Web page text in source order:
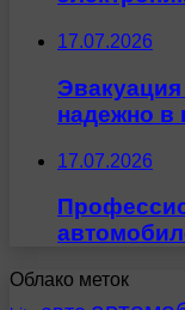
17.07.2026
надежно в
17.07.2026
Облако меток